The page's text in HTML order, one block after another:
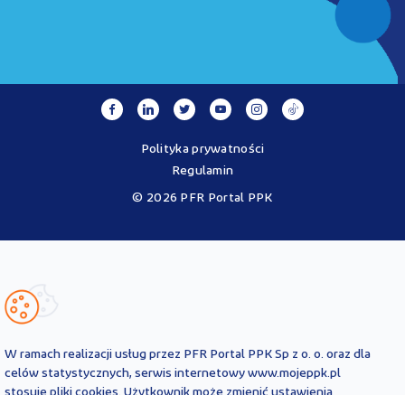
© 2026 PFR Portal PPK
Polityka prywatności
Regulamin
Ustawy o PPK przez operatora - PFR Portal PPK sp. z o.o., spółkę
obowiązujących przepisów prawa i każdorazowo
powinny być interpretowane oraz stosowane z uwzględnieniem
W ramach realizacji usług przez PFR Portal PPK Sp z o. o. oraz dla
celów statystycznych, serwis internetowy www.mojeppk.pl